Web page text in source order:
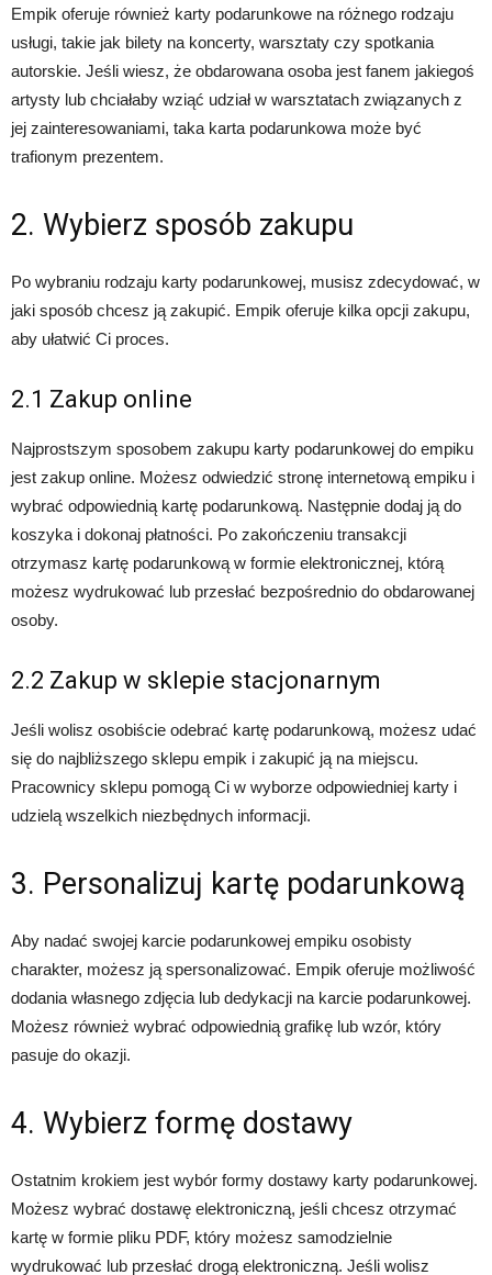
Empik oferuje również karty podarunkowe na różnego rodzaju
usługi, takie jak bilety na koncerty, warsztaty czy spotkania
autorskie. Jeśli wiesz, że obdarowana osoba jest fanem jakiegoś
artysty lub chciałaby wziąć udział w warsztatach związanych z
jej zainteresowaniami, taka karta podarunkowa może być
trafionym prezentem.
2. Wybierz sposób zakupu
Po wybraniu rodzaju karty podarunkowej, musisz zdecydować, w
jaki sposób chcesz ją zakupić. Empik oferuje kilka opcji zakupu,
aby ułatwić Ci proces.
2.1 Zakup online
Najprostszym sposobem zakupu karty podarunkowej do empiku
jest zakup online. Możesz odwiedzić stronę internetową empiku i
wybrać odpowiednią kartę podarunkową. Następnie dodaj ją do
koszyka i dokonaj płatności. Po zakończeniu transakcji
otrzymasz kartę podarunkową w formie elektronicznej, którą
możesz wydrukować lub przesłać bezpośrednio do obdarowanej
osoby.
2.2 Zakup w sklepie stacjonarnym
Jeśli wolisz osobiście odebrać kartę podarunkową, możesz udać
się do najbliższego sklepu empik i zakupić ją na miejscu.
Pracownicy sklepu pomogą Ci w wyborze odpowiedniej karty i
udzielą wszelkich niezbędnych informacji.
3. Personalizuj kartę podarunkową
Aby nadać swojej karcie podarunkowej empiku osobisty
charakter, możesz ją spersonalizować. Empik oferuje możliwość
dodania własnego zdjęcia lub dedykacji na karcie podarunkowej.
Możesz również wybrać odpowiednią grafikę lub wzór, który
pasuje do okazji.
4. Wybierz formę dostawy
Ostatnim krokiem jest wybór formy dostawy karty podarunkowej.
Możesz wybrać dostawę elektroniczną, jeśli chcesz otrzymać
kartę w formie pliku PDF, który możesz samodzielnie
wydrukować lub przesłać drogą elektroniczną. Jeśli wolisz